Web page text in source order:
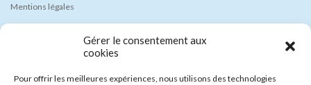
Gérer le consentement aux
cookies
Pour offrir les meilleures expériences, nous utilisons des technologies
Mentions légales
Politique de cookies (UE)